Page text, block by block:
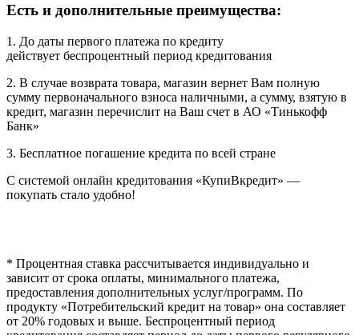
Есть и дополнительные преимущества:
1. До даты первого платежа по кредиту
действует беспроцентный период кредитования
2. В случае возврата товара, магазин вернет Вам полную
сумму первоначального взноса наличными, а сумму, взятую в
кредит, магазин перечислит на Ваш счет в АО «Тинькофф
Банк»
3. Бесплатное погашение кредита по всей стране
С системой онлайн кредитования «КупиВкредит» —
покупать стало удобно!
* Процентная ставка рассчитывается индивидуально и
зависит от срока оплаты, минимального платежа,
предоставления дополнительных услуг/программ. По
продукту «Потребительский кредит на товар» она составляет
от 20% годовых и выше. Беспроцентный период